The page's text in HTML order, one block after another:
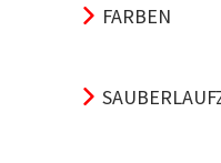
FARBEN